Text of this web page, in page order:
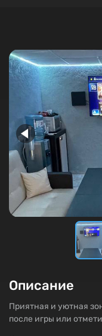
Описание
Приятная и уютная
после игры или